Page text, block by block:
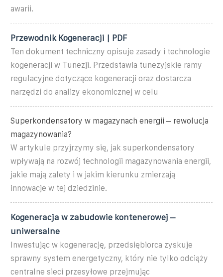
awarii.
Przewodnik Kogeneracji | PDF
Ten dokument techniczny opisuje zasady i technologie
kogeneracji w Tunezji. Przedstawia tunezyjskie ramy
regulacyjne dotyczące kogeneracji oraz dostarcza
narzędzi do analizy ekonomicznej w celu
Superkondensatory w magazynach energii – rewolucja
magazynowania?
W artykule przyjrzymy się, jak superkondensatory
wpływają na rozwój technologii magazynowania energii,⁣
jakie mają zalety i ⁣w jakim kierunku‍ zmierzają
innowacje w tej dziedzinie.
Kogeneracja w zabudowie kontenerowej –
uniwersalne
Inwestując w kogenerację, przedsiębiorca zyskuje
sprawny system energetyczny, który nie tylko odciąży
centralne sieci przesyłowe przejmując